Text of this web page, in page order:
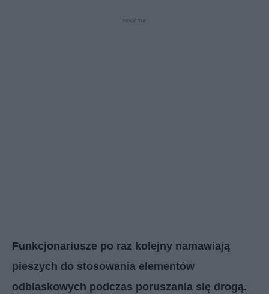
reklama
Funkcjonariusze po raz kolejny namawiają
pieszych do stosowania elementów
odblaskowych podczas poruszania się drogą.